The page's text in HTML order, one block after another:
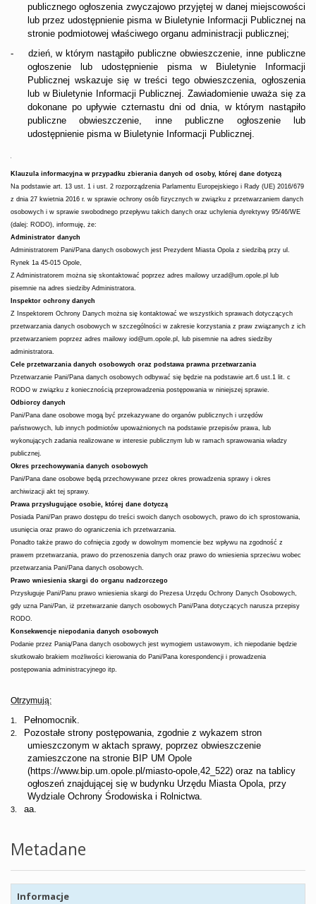
publicznego ogłoszenia zwyczajowo przyjętej w danej miejscowości
lub przez udostępnienie pisma w Biuletynie Informacji Publicznej na
stronie podmiotowej właściwego organu administracji publicznej;
-
dzień, w którym nastąpiło publiczne obwieszczenie, inne publiczne
ogłoszenie lub udostępnienie pisma w Biuletynie Informacji
Publicznej wskazuje się w treści tego obwieszczenia, ogłoszenia
lub w Biuletynie Informacji Publicznej. Zawiadomienie uważa się za
dokonane po upływie czternastu dni od dnia, w którym nastąpiło
publiczne obwieszczenie, inne publiczne ogłoszenie lub
udostępnienie pisma w Biuletynie Informacji Publicznej.
Klauzula informacyjna w przypadku zbierania danych od osoby, której dane dotyczą
Na podstawie art. 13 ust. 1 i ust. 2 rozporządzenia Parlamentu Europejskiego i Rady (UE) 2016/679
z dnia 27 kwietnia 2016 r. w sprawie ochrony osób fizycznych w związku z przetwarzaniem danych
osobowych i w sprawie swobodnego przepływu takich danych oraz uchylenia dyrektywy 95/46/WE
(dalej: RODO), informuję, że:
Administrator danych
Administratorem Pani/Pana danych osobowych jest Prezydent Miasta Opola z siedzibą przy ul.
Rynek 1a 45-015 Opole,
Z Administratorem można się skontaktować poprzez adres mailowy urzad@um.opole.pl lub
pisemnie na adres siedziby Administratora.
Inspektor ochrony danych
Z Inspektorem Ochrony Danych można się kontaktować we wszystkich sprawach dotyczących
przetwarzania danych osobowych w szczególności w zakresie korzystania z praw związanych z ich
przetwarzaniem poprzez adres mailowy iod@um.opole.pl, lub pisemnie na adres siedziby
administratora.
Cele przetwarzania danych osobowych oraz podstawa prawna przetwarzania
Przetwarzanie Pani/Pana danych osobowych odbywać się będzie na podstawie art.6 ust.1 lit. c
RODO w związku z koniecznością przeprowadzenia postępowania w niniejszej sprawie.
Odbiorcy danych
Pani/Pana dane osobowe mogą być przekazywane do organów publicznych i urzędów
państwowych, lub innych podmiotów upoważnionych na podstawie przepisów prawa, lub
wykonujących zadania realizowane w interesie publicznym lub w ramach sprawowania władzy
publicznej.
Okres przechowywania danych osobowych
Pani/Pana dane osobowe będą przechowywane przez okres prowadzenia sprawy i okres
archiwizacji akt tej sprawy.
Prawa przysługujące osobie, której dane dotyczą
Posiada Pani/Pan prawo dostępu do treści swoich danych osobowych, prawo do ich sprostowania,
usunięcia oraz prawo do ograniczenia ich przetwarzania.
Ponadto także prawo do cofnięcia zgody w dowolnym momencie bez wpływu na zgodność z
prawem przetwarzania, prawo do przenoszenia danych oraz prawo do wniesienia sprzeciwu wobec
przetwarzania Pani/Pana danych osobowych.
Prawo wniesienia skargi do organu nadzorczego
Przysługuje Pani/Panu prawo wniesienia skargi do Prezesa Urzędu Ochrony Danych Osobowych,
gdy uzna Pani/Pan, iż przetwarzanie danych osobowych Pani/Pana dotyczących narusza przepisy
RODO.
Konsekwencje niepodania danych osobowych
Podanie przez Panią/Pana danych osobowych jest wymogiem ustawowym, ich niepodanie będzie
skutkowało brakiem możliwości kierowania do Pani/Pana korespondencji i prowadzenia
postępowania administracyjnego itp.
Otrzymują:
1. Pełnomocnik.
2.
Pozostałe strony postępowania, zgodnie z wykazem stron
umieszczonym w aktach sprawy, poprzez obwieszczenie
zamieszczone na stronie BIP UM Opole
(https://www.bip.um.opole.pl/miasto-opole,42_522) oraz na tablicy
ogłoszeń znajdującej się w budynku Urzędu Miasta Opola, przy
Wydziale Ochrony Środowiska i Rolnictwa.
3. aa.
Metadane
Informacje